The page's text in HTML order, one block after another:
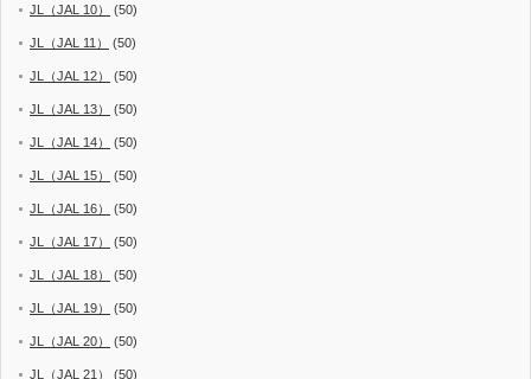
JL（JAL 10） (50)
JL（JAL 11） (50)
JL（JAL 12） (50)
JL（JAL 13） (50)
JL（JAL 14） (50)
JL（JAL 15） (50)
JL（JAL 16） (50)
JL（JAL 17） (50)
JL（JAL 18） (50)
JL（JAL 19） (50)
JL（JAL 20） (50)
JL（JAL 21） (50)